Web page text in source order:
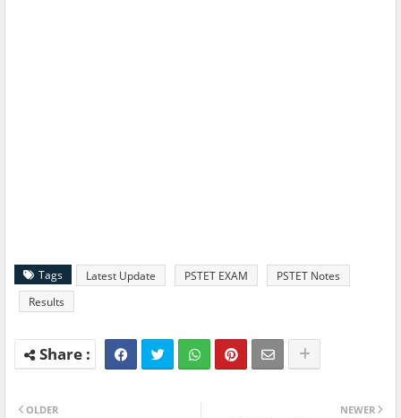
Tags Latest Update PSTET EXAM
PSTET Notes
Results
NEWER
OLDER